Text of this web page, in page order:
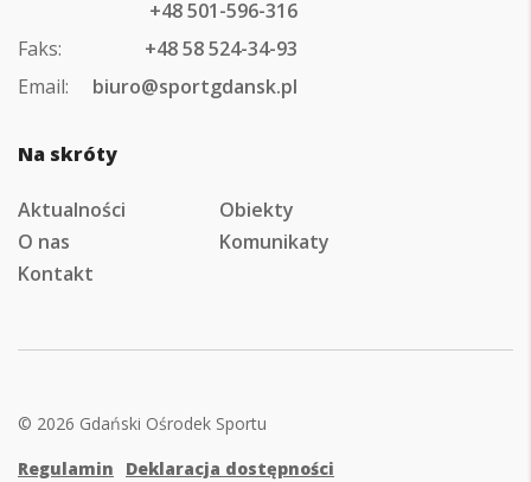
+48 501-596-316
Faks:
+48 58 524-34-93
Email:
biuro@sportgdansk.pl
Na skróty
Aktualności
Obiekty
O nas
Komunikaty
Kontakt
© 2026 Gdański Ośrodek Sportu
Regulamin
Deklaracja dostępności